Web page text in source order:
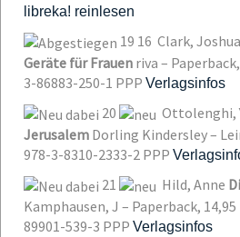
libreka! reinlesen
19 16 Clark,
Geräte für Frauen riva –
3-86883-250-1 PPP Verlagsinfos
20
Ottolenghi,
Jerusalem Dorling Kindersley –
978-3-8310-2333-2 PPP
21 Hild, Anne
Kamphausen, J – Paperback, 14,95
89901-539-3 PPP Verlagsinfos